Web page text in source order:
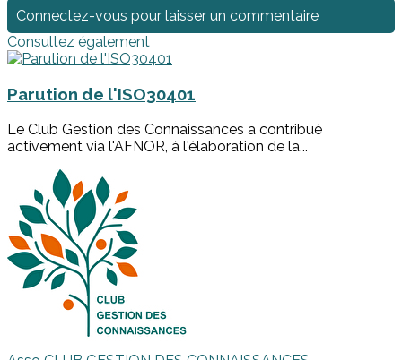
Connectez-vous pour laisser un commentaire
Consultez également
Parution de l'ISO30401
Le Club Gestion des Connaissances a contribué
activement via l'AFNOR, à l'élaboration de la...